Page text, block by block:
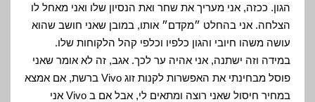
הגון. ככזה, אני מעריך את שחר ואת הנסיון שלו ואני מאחל לו
הצלחה. אני בהחלט ״מקדם״ אותו, במובן שאני חושב שהוא
עושה משהו חיובי והגון כלפיו וכלפי קהל הלקוחות שלו.
במידה וזה ישתנה, אני אהיה ער לכך. אגב, זה לא אומר שאני
פוסל מבחינתי את האפשרות לקנות זוג Vivo ברשת, אם אמצא
במחיר חיסול שאני רוצה ומתאים לי, אבל אם ב Vivo אני